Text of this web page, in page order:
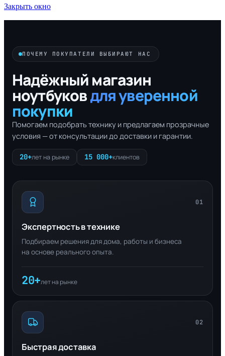
Закрыть окно
ПОЧЕМУ ПОКУПАТЕЛИ ВЫБИРАЮТ НАС
Надёжный магазин
ноутбуковдля уверенной
покупки
Помогаем подобрать технику и предлагаем прозрачные
условия — от консультации до доставки и гарантии.
20+лет на рынке 15 000+клиентов
01
Экспертность в технике
Подбираем решения для дома, работы и бизнеса
на основе реального опыта.
20+лет на рынке
02
Быстрая доставка